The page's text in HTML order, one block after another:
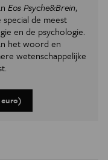
Eos Psyche&Brein,
de meest
en de psychologie.
het woord en
wetenschappelijke
euro)